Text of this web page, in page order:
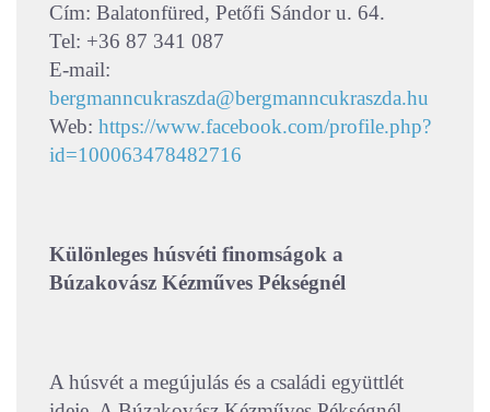
Cím: Balatonfüred, Petőfi Sándor u. 64.
Tel: +36 87 341 087
E-mail:
bergmanncukraszda@bergmanncukraszda.hu
Web: https://www.facebook.com/profile.php?
id=100063478482716
Különleges húsvéti finomságok a
Búzakovász Kézműves Pékségnél
A húsvét a megújulás és a családi együttlét